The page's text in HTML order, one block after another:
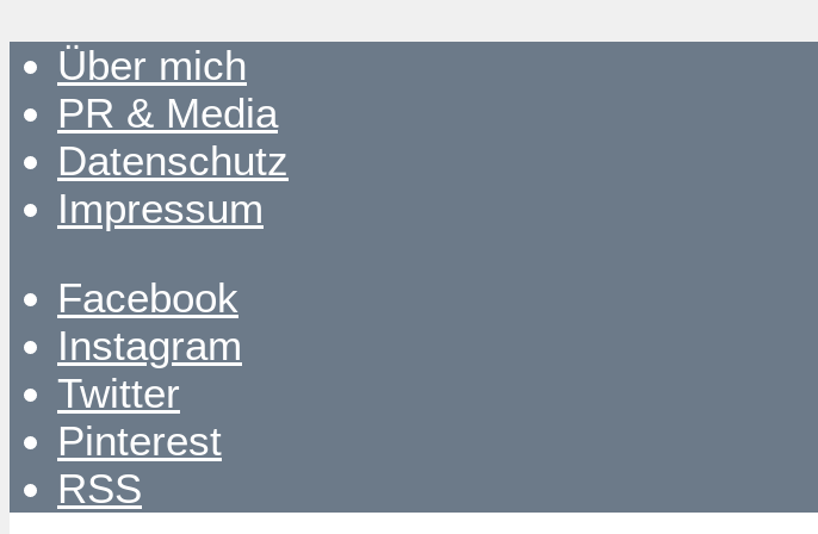
Über mich
PR & Media
Datenschutz
Impressum
Facebook
Instagram
Twitter
Pinterest
RSS